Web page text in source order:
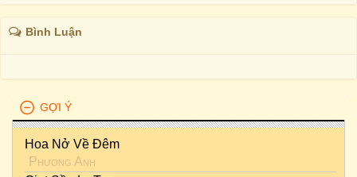
Bình Luận
GỢI Ý
Hoa Nở Về Đêm
Phương Anh